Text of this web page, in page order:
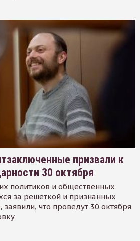
призвали к
30 октября
политиков и общественных
за решеткой и признанных
что проведут 30 октября